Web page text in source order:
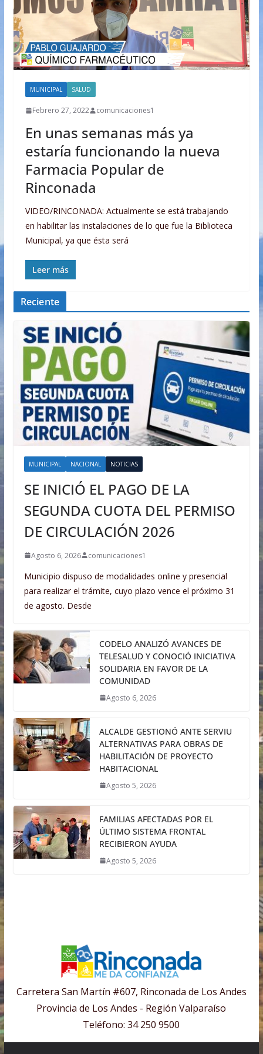
MUNICIPAL SALUD
Febrero 27, 2022 comunicaciones1
En unas semanas más ya
estaría funcionando la nueva
Farmacia Popular de
Rinconada
VIDEO/RINCONADA: Actualmente se está trabajando
en habilitar las instalaciones de lo que fue la Biblioteca
Municipal, ya que ésta será
Leer más
Reciente
MUNICIPAL NACIONAL NOTICIAS
SE INICIÓ EL PAGO DE LA
SEGUNDA CUOTA DEL PERMISO
DE CIRCULACIÓN 2026
Agosto 6, 2026 comunicaciones1
Municipio dispuso de modalidades online y presencial
para realizar el trámite, cuyo plazo vence el próximo 31
de agosto. Desde
CODELO ANALIZÓ AVANCES DE
TELESALUD Y CONOCIÓ INICIATIVA
SOLIDARIA EN FAVOR DE LA
COMUNIDAD
Agosto 6, 2026
ALCALDE GESTIONÓ ANTE SERVIU
ALTERNATIVAS PARA OBRAS DE
HABILITACIÓN DE PROYECTO
HABITACIONAL
Agosto 5, 2026
FAMILIAS AFECTADAS POR EL
ÚLTIMO SISTEMA FRONTAL
RECIBIERON AYUDA
Agosto 5, 2026
Carretera San Martín #607, Rinconada de Los Andes
Provincia de Los Andes - Región Valparaíso
Teléfono: 34 250 9500